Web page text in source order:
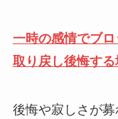
一時の感情でブ
取り戻し後悔する
後悔や寂しさが